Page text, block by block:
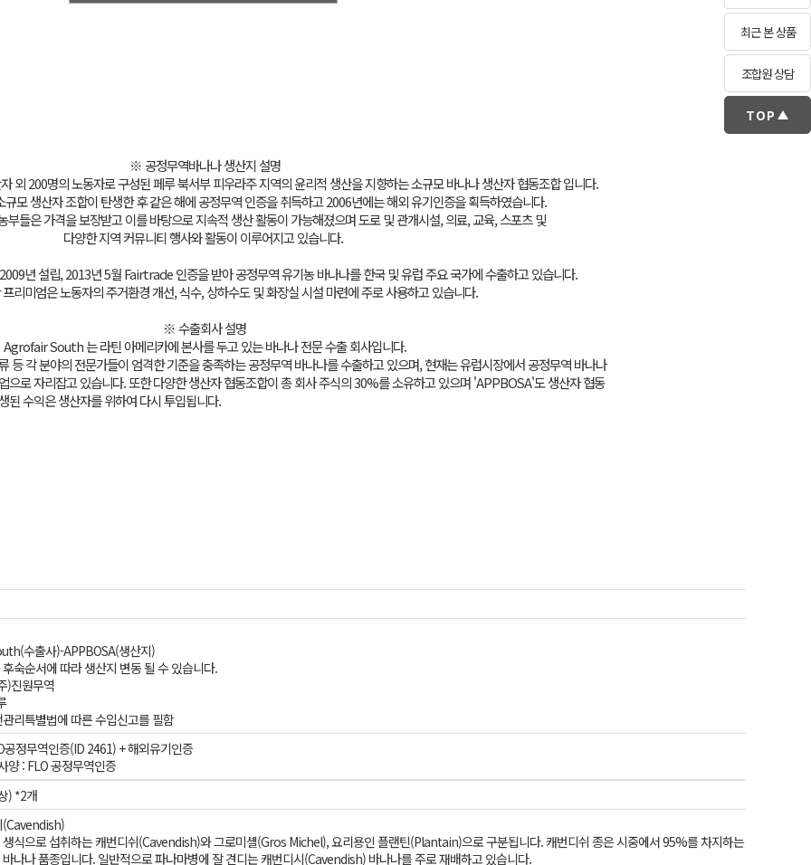
최근 본 상품
조합원 상담
TOP
※ 공정무역바나나 생산지 설명
외 200명의 노동자로 구성된 페루 북서부 피우라주 지역의 윤리적 생산을 지향하는 소규모 바나나 생산자 협동조합 입니다.
모 생산자 조합이 탄생한 후 같은 해에 공정무역 인증을 취득하고 2006년에는 해외 유기인증을 획득하였습니다.
부들은 가격을 보장받고 이를 바탕으로 지속적 생산 활동이 가능해졌으며 도로 및 관개시설, 의료, 교육, 스포츠 및
다양한 지역 커뮤니티 행사와 활동이 이루어지고 있습니다.
년 설립, 2013년 5월 Fairtrade 인증을 받아 공정무역 유기농 바나나를 한국 및 유럽 주요 국가에 수출하고 있습니다.
리미엄은 노동자의 주거환경 개선, 식수, 상하수도 및 화장실 시설 마련에 주로 사용하고 있습니다.
※ 수출회사 설명
Agrofair South 는 라틴 아메리카에 본사를 두고 있는 바나나 전문 수출 회사입니다.
등 각 분야의 전문가들이 엄격한 기준을 충족하는 공정무역 바나나를 수출하고 있으며, 현재는 유럽시장에서 공정무역 바나나
으로 자리잡고 있습니다. 또한 다양한 생산자 협동조합이 총 회사 주식의 30%를 소유하고 있으며 'APPBOSA'도 생산자 협동
된 수익은 생산자를 위하여 다시 투입됩니다.
수출사)-APPBOSA(생산지)
숙순서에 따라 생산지 변동 될 수 있습니다.
)진원무역
리특별법에 따른 수입신고를 필함
공정무역인증(ID 2461) + 해외유기인증
양 : FLO 공정무역인증
) *2개
(Cavendish)
생식으로 섭취하는 캐번디쉬(Cavendish)와 그로미셸(Gros Michel), 요리용인 플랜틴(Plantain)으로 구분됩니다. 캐번디쉬 종은 시중에서 95%를 차지하는
나나 품종입니다. 일반적으로 파나마병에 잘 견디는 캐번디시(Cavendish) 바나나를 주로 재배하고 있습니다.